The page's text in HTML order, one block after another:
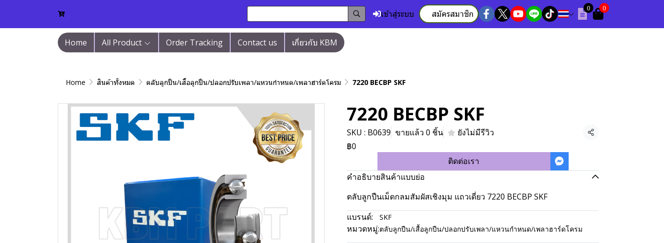
เข้าสู่ระบบ สมัครสมาชิก
0 0
Home All Product Order Tracking Contact us เกี่ยวกับ KBM
Home สินค้าทั้งหมด ตลับลูกปืน/เสื้อลูกปืน/ปลอกปรับเพลา/แหวนกำหนด/เพลาฮาร์ดโครม 7220 BECBP SKF
7220 BECBP SKF
SKU : B0639 ขายแล้ว 0 ชิ้น ยังไม่มีรีวิว
แชร์
฿0
ติดต่อเรา
คำอธิบายสินค้าแบบย่อ
ตลับลูกปืนเม็ดกลมสัมผัสเชิงมุม แถวเดี่ยว 7220 BECBP SKF
แบรนด์:
SKF
หมวดหมู่:ตลับลูกปืน/เสื้อลูกปืน/ปลอกปรับเพลา/แหวนกำหนด/เพลาฮาร์ดโครม